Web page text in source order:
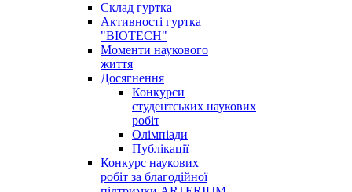
Склад гуртка
Активності гуртка
"BIOTECH"
Моменти наукового
життя
Досягнення
Конкурси
студентських наукових
робіт
Олімпіади
Публікації
Конкурс наукових
робіт за благодійної